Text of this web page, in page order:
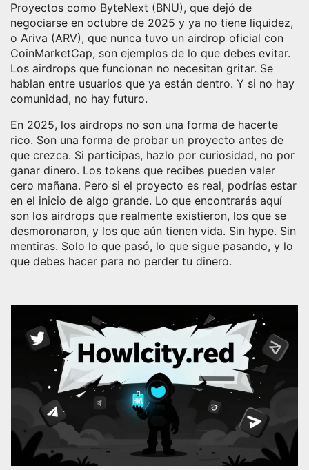
Proyectos como ByteNext (BNU), que dejó de
negociarse en octubre de 2025 y ya no tiene liquidez,
o Ariva (ARV), que nunca tuvo un airdrop oficial con
CoinMarketCap, son ejemplos de lo que debes evitar.
Los airdrops que funcionan no necesitan gritar. Se
hablan entre usuarios que ya están dentro. Y si no hay
comunidad, no hay futuro.
En 2025, los airdrops no son una forma de hacerte
rico. Son una forma de probar un proyecto antes de
que crezca. Si participas, hazlo por curiosidad, no por
ganar dinero. Los tokens que recibes pueden valer
cero mañana. Pero si el proyecto es real, podrías estar
en el inicio de algo grande. Lo que encontrarás aquí
son los airdrops que realmente existieron, los que se
desmoronaron, y los que aún tienen vida. Sin hype. Sin
mentiras. Solo lo que pasó, lo que sigue pasando, y lo
que debes hacer para no perder tu dinero.